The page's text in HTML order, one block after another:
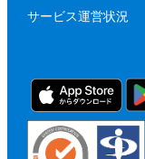
サービス運営状況